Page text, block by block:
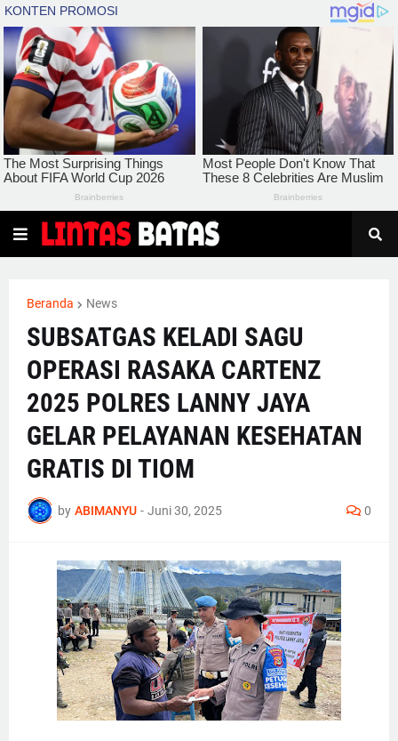
Beranda News
SUBSATGAS KELADI SAGU
OPERASI RASAKA CARTENZ
2025 POLRES LANNY JAYA
GELAR PELAYANAN KESEHATAN
GRATIS DI TIOM
by ABIMANYU - Juni 30, 2025 0